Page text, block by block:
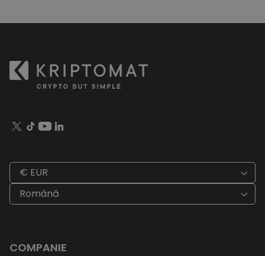
€ EUR
Română
COMPANIE